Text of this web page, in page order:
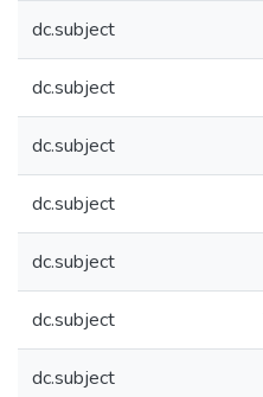
dc.subject
dc.subject
dc.subject
dc.subject
dc.subject
dc.subject
dc.subject